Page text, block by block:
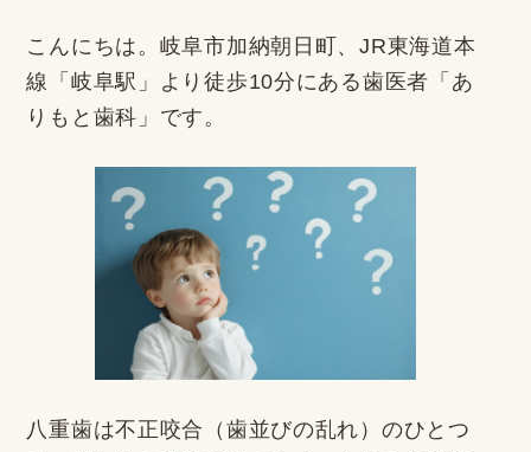
こんにちは。岐阜市加納朝日町、JR東海道本
線「岐阜駅」より徒歩10分にある歯医者「あ
りもと歯科」です。
八重歯は不正咬合（歯並びの乱れ）のひとつ